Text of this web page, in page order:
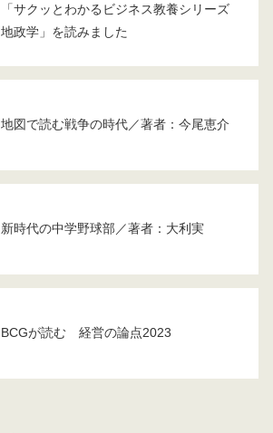
「サクッとわかるビジネス教養シリーズ
地政学」を読みました
地図で読む戦争の時代／著者：今尾恵介
新時代の中学野球部／著者：大利実
BCGが読む 経営の論点2023